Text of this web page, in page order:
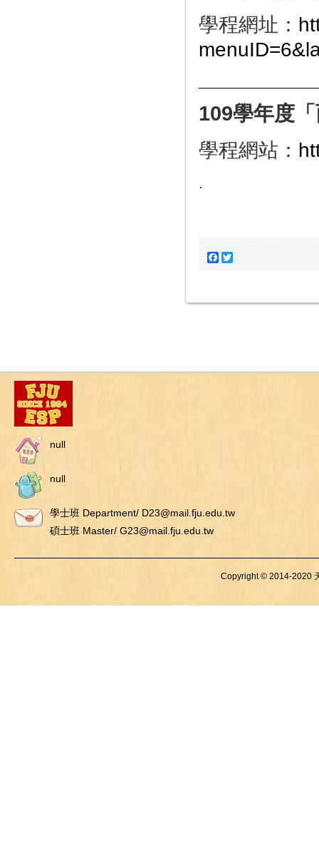
學程網址：
109學年度
學程網站：
.
Facebook
null
null
學士班 Department/ D23@mail.fju.edu.tw
碩士班 Master/ G23@mail.fju.edu.tw
Copyright © 2014-2020